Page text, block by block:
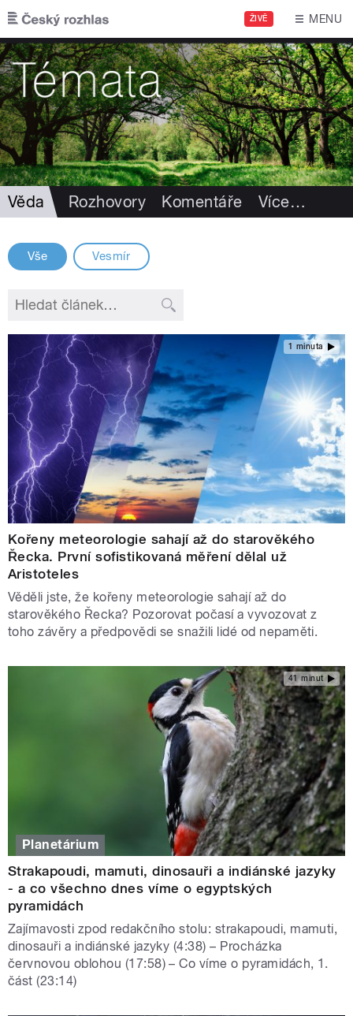
Přejít k hlavnímu obsahu
ŽIVĚ MENU
Věda Rozhovory Komentáře Více…
Vše Vesmír
1 minuta
Kořeny meteorologie sahají až do starověkého
Řecka. První sofistikovaná měření dělal už
Aristoteles
Věděli jste, že kořeny meteorologie sahají až do
starověkého Řecka? Pozorovat počasí a vyvozovat z
toho závěry a předpovědi se snažili lidé od nepaměti.
41 minut
Planetárium
Strakapoudi, mamuti, dinosauři a indiánské jazyky
- a co všechno dnes víme o egyptských
pyramidách
Zajímavosti zpod redakčního stolu: strakapoudi, mamuti,
dinosauři a indiánské jazyky (4:38) – Procházka
červnovou oblohou (17:58) – Co víme o pyramidách, 1.
část (23:14)